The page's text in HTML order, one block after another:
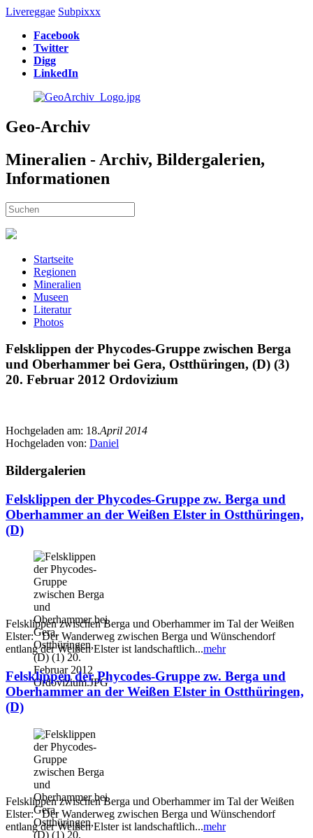
Livereggae Subpixxx
Facebook
Twitter
Digg
LinkedIn
Geo-Archiv
Mineralien - Archiv, Bildergalerien,
Informationen
Startseite
Regionen
Mineralien
Museen
Literatur
Photos
Felsklippen der Phycodes-Gruppe zwischen Berga
und Oberhammer bei Gera, Ostthüringen, (D) (3)
20. Februar 2012 Ordovizium
Hochgeladen am: 18.April 2014
Hochgeladen von: Daniel
Bildergalerien
Felsklippen der Phycodes-Gruppe zw. Berga und
Oberhammer an der Weißen Elster in Ostthüringen,
(D)
Felsklippen zwischen Berga und Oberhammer im Tal der Weißen
Elster: Der Wanderweg zwischen Berga und Wünschendorf
entlang der Weißen Elster ist landschaftlich...mehr
Felsklippen der Phycodes-Gruppe zw. Berga und
Oberhammer an der Weißen Elster in Ostthüringen,
(D)
Felsklippen zwischen Berga und Oberhammer im Tal der Weißen
Elster: Der Wanderweg zwischen Berga und Wünschendorf
entlang der Weißen Elster ist landschaftlich...mehr